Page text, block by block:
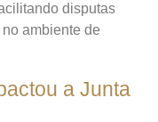
disputas
ambiente de
a Junta